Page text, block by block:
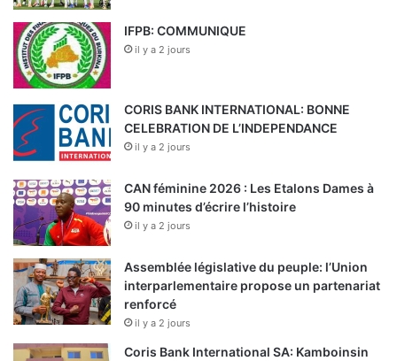
IFPB: COMMUNIQUE
il y a 2 jours
CORIS BANK INTERNATIONAL: BONNE
CELEBRATION DE L’INDEPENDANCE
il y a 2 jours
CAN féminine 2026 : Les Etalons Dames à
90 minutes d’écrire l’histoire
il y a 2 jours
Assemblée législative du peuple: l’Union
interparlementaire propose un partenariat
renforcé
il y a 2 jours
Coris Bank International SA: Kamboinsin